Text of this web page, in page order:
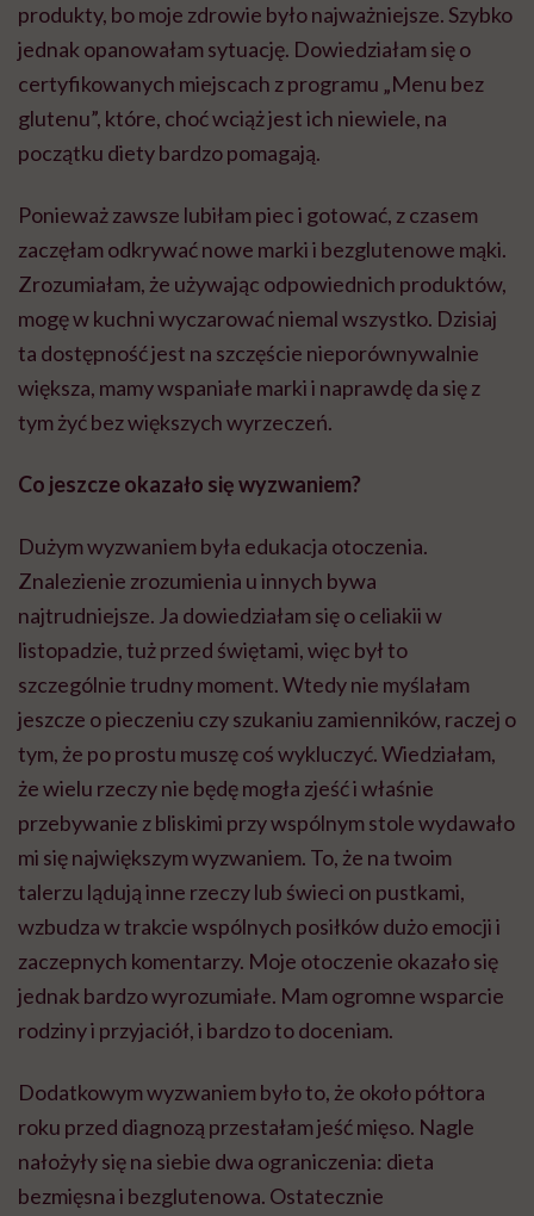
produkty, bo moje zdrowie było najważniejsze. Szybko
jednak opanowałam sytuację. Dowiedziałam się o
certyfikowanych miejscach z programu „Menu bez
glutenu”, które, choć wciąż jest ich niewiele, na
początku diety bardzo pomagają.
Ponieważ zawsze lubiłam piec i gotować, z czasem
zaczęłam odkrywać nowe marki i bezglutenowe mąki.
Zrozumiałam, że używając odpowiednich produktów,
mogę w kuchni wyczarować niemal wszystko. Dzisiaj
ta dostępność jest na szczęście nieporównywalnie
większa, mamy wspaniałe marki i naprawdę da się z
tym żyć bez większych wyrzeczeń.
Co jeszcze okazało się wyzwaniem?
Dużym wyzwaniem była edukacja otoczenia.
Znalezienie zrozumienia u innych bywa
najtrudniejsze. Ja dowiedziałam się o celiakii w
listopadzie, tuż przed świętami, więc był to
szczególnie trudny moment. Wtedy nie myślałam
jeszcze o pieczeniu czy szukaniu zamienników, raczej o
tym, że po prostu muszę coś wykluczyć. Wiedziałam,
że wielu rzeczy nie będę mogła zjeść i właśnie
przebywanie z bliskimi przy wspólnym stole wydawało
mi się największym wyzwaniem. To, że na twoim
talerzu lądują inne rzeczy lub świeci on pustkami,
wzbudza w trakcie wspólnych posiłków dużo emocji i
zaczepnych komentarzy. Moje otoczenie okazało się
jednak bardzo wyrozumiałe. Mam ogromne wsparcie
rodziny i przyjaciół, i bardzo to doceniam.
Dodatkowym wyzwaniem było to, że około półtora
roku przed diagnozą przestałam jeść mięso. Nagle
nałożyły się na siebie dwa ograniczenia: dieta
bezmięsna i bezglutenowa. Ostatecznie